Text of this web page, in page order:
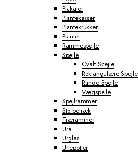
Plakater
Plantekasser
Plantekrukker
Planter
Rammespejle
Spejle
Ovalt Spejle
Rektangulære Spejle
Runde Spejle
Vægspejle
Spejlrammer
Stofbetræk
Trærammer
Ure
Urglas
Urtepotter